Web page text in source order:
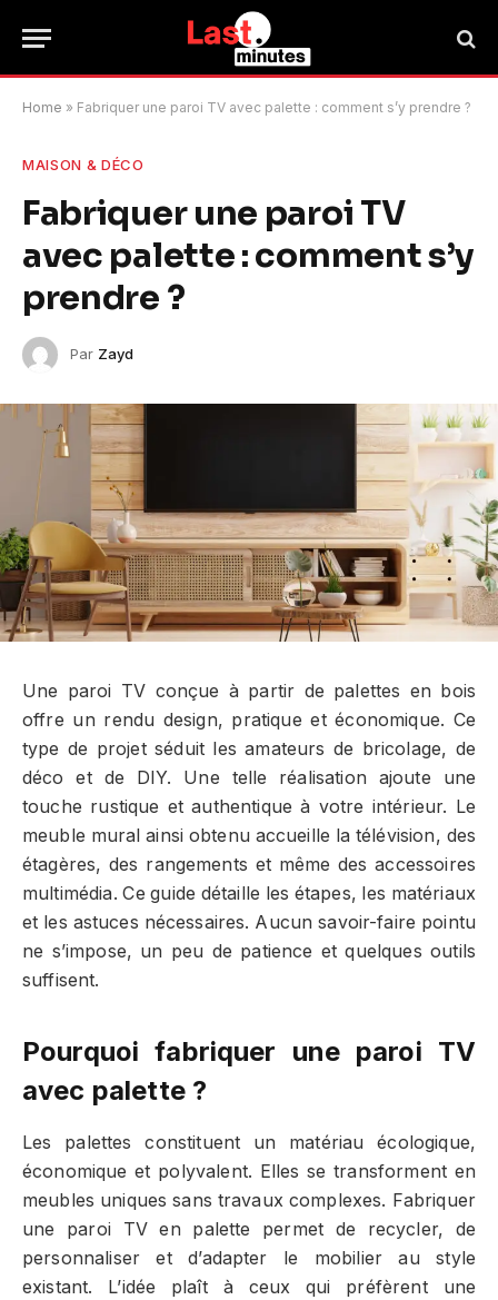
Home » Fabriquer une paroi TV avec palette : comment s’y prendre ?
MAISON & DÉCO
Fabriquer une paroi TV
avec palette : comment s’y
prendre ?
Par Zayd
Une paroi TV conçue à partir de palettes en bois
offre un rendu design, pratique et économique. Ce
type de projet séduit les amateurs de bricolage, de
déco et de DIY. Une telle réalisation ajoute une
touche rustique et authentique à votre intérieur. Le
meuble mural ainsi obtenu accueille la télévision, des
étagères, des rangements et même des accessoires
multimédia. Ce guide détaille les étapes, les matériaux
et les astuces nécessaires. Aucun savoir-faire pointu
ne s’impose, un peu de patience et quelques outils
suffisent.
Pourquoi fabriquer une paroi TV
avec palette ?
Les palettes constituent un matériau écologique,
économique et polyvalent. Elles se transforment en
meubles uniques sans travaux complexes. Fabriquer
une paroi TV en palette permet de recycler, de
personnaliser et d’adapter le mobilier au style
existant. L’idée plaît à ceux qui préfèrent une